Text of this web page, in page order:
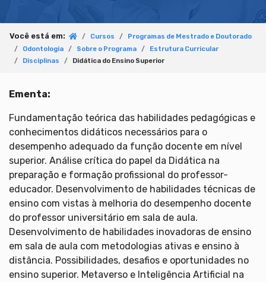
Você está em: Cursos
Programas de Mestrado e Doutorado
Odontologia
Sobre o Programa
Estrutura Curricular
Disciplinas
Didática do Ensino Superior
Ementa:
Fundamentação teórica das habilidades pedagógicas e
conhecimentos didáticos necessários para o
desempenho adequado da função docente em nível
superior. Análise crítica do papel da Didática na
preparação e formação profissional do professor-
educador. Desenvolvimento de habilidades técnicas de
ensino com vistas à melhoria do desempenho docente
do professor universitário em sala de aula.
Desenvolvimento de habilidades inovadoras de ensino
em sala de aula com metodologias ativas e ensino à
distância. Possibilidades, desafios e oportunidades no
ensino superior. Metaverso e Inteligência Artificial na